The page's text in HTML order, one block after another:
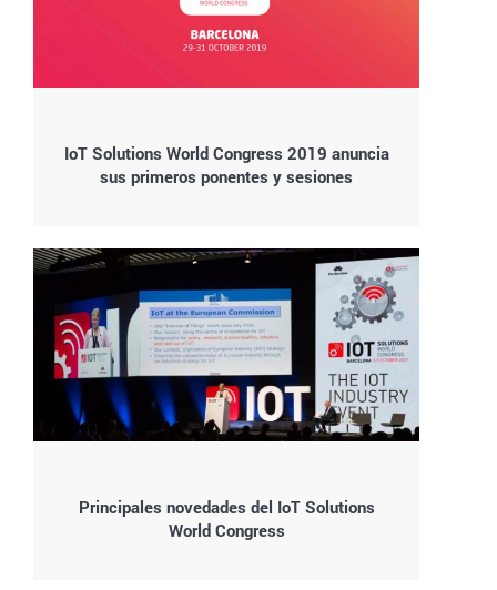
IoT Solutions World Congress 2019 anuncia
sus primeros ponentes y sesiones
Principales novedades del IoT Solutions
World Congress